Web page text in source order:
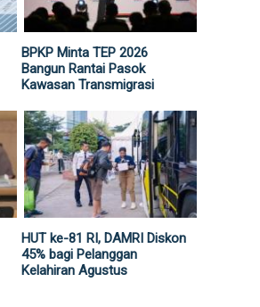
BPKP Minta TEP 2026
Bangun Rantai Pasok
Kawasan Transmigrasi
HUT ke-81 RI, DAMRI Diskon
45% bagi Pelanggan
Kelahiran Agustus